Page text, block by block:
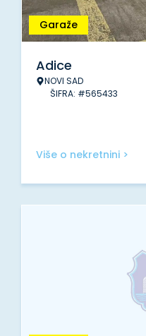
Garaže
Adice
NOVI SAD
ŠIFRA: #565433
Više o nekretnini >